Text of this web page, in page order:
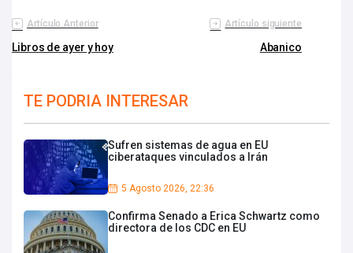
Artículo Anterior
Libros de ayer y hoy
Artículo siguiente
Abanico
TE PODRIA INTERESAR
Sufren sistemas de agua en EU
ciberataques vinculados a Irán
5 Agosto 2026, 22:36
Confirma Senado a Erica Schwartz como
directora de los CDC en EU